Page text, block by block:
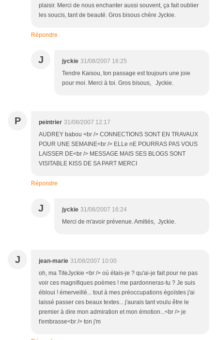
plaisir. Merci de nous enchanter aussi souvent, ça fait oublier
les soucis, tant de beauté. Gros bisous chère Jyckie.
Répondre
J jyckie 31/08/2007 16:25
Tendre Kaisou, ton passage est toujours une joie
pour moi. Merci à toi. Gros bisous, Jyckie.
P peintrier 31/08/2007 12:17
AUDREY babou <br /> CONNECTIONS SONT EN TRAVAUX
POUR UNE SEMAINE<br /> ELLe nE POURRAS PAS VOUS
LAISSER DE<br /> MESSAGE MAIS SES BLOGS SONT
VISITABLE KISS DE SA PART MERCI
Répondre
J jyckie 31/08/2007 16:24
Merci de m'avoir prévenue. Amitiés, Jyckie.
J jean-marie 31/08/2007 10:00
oh, ma TiteJyckie <br /> où étais-je ? qu'ai-je fait pour ne pas
voir ces magnifiques poèmes ! me pardonneras-tu ? Je suis
ébloui ! émerveillé... tout à mes préoccupations égoïstes j'ai
laissé passer ces beaux textes... j'aurais tant voulu être le
premier à dire mon admiration et mon émotion...<br /> je
t'embrasse<br /> ton j'm